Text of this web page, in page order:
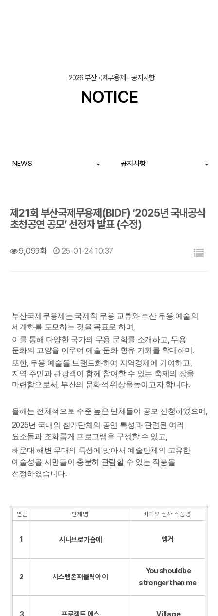
2026 부산국제무용제 - 공지사항
NOTICE
NEWS 공지사항
제21회 부산국제무용제(BIDF) ‘2025년 국내공식
초청공연 공모’ 선정자 발표 (수정)
9,099회 25-01-24 10:37
부산국제무용제는 국제적 무용 교류와 부산 무용 예술의
세계화를 도모하는 것을 목표로 하며,
이를 통해 다양한 국가의 무용 문화를 소개하고, 무용
문화의 고양을 이루어 예술 문화 향유 기회를 확대하며.
또한, 무용 예술을 브랜드화하여 지역경제에 기여하고,
지역 주민과 관광객이 함께 참여할 수 있는 축제의 장을
마련함으로써, 부산의 문화적 위상을높이고자 합니다.
올해는 전체적으로 수준 높은 단체들이 공모 신청하였으며 ,
2025년 국내외 참가단체의 공연 특성과 관련된 여러
요소들과 조화롭게 프로그램을 구성할 수 있고,
해운대 해변 무대의 특성에 맞아서 예술단체의 고유한
예술성을 시민들이 충분히 관람할 수 있는 작품을
선정하였습니다.
연번 단체명 비디오 심사 작품명
1 시나브로가슴에 앵거
2 시스템온퍼블릭아이
You should be
stronger than me
3 프로젝트 에스 Village